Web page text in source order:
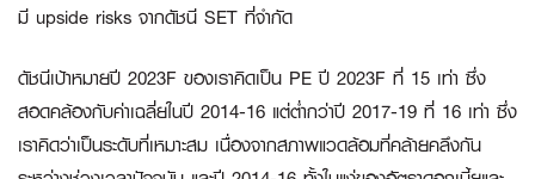
มี upside risks จากดัชนี SET ที่จำกัด
ดัชนีเป้าหมายปี 2023F ของเราคิดเป็น PE ปี 2023F ที่ 15 เท่า ซึ่ง
สอดคล้องกับค่าเฉลี่ยในปี 2014-16 แต่ต่ำกว่าปี 2017-19 ที่ 16 เท่า ซึ่ง
เราคิดว่าเป็นระดับที่เหมาะสม เนื่องจากสภาพแวดล้อมที่คล้ายคลึงกัน